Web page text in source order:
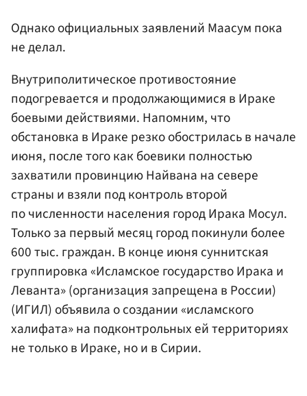
Однако официальных заявлений Маасум пока
не делал.
Внутриполитическое противостояние
подогревается и продолжающимися в Ираке
боевыми действиями. Напомним, что
обстановка в Ираке резко обострилась в начале
июня, после того как боевики полностью
захватили провинцию Найвана на севере
страны и взяли под контроль второй
по численности населения город Ирака Мосул.
Только за первый месяц город покинули более
600 тыс. граждан. В конце июня суннитская
группировка «Исламское государство Ирака и
Леванта» (организация запрещена в России)
(ИГИЛ) объявила о создании «исламского
халифата» на подконтрольных ей территориях
не только в Ираке, но и в Сирии.